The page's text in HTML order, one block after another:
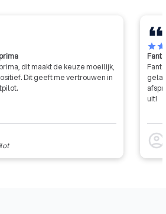
dit maakt de keuze moeilijk,
Dit geeft me vertrouwen in
starstar
uit!
account_circle